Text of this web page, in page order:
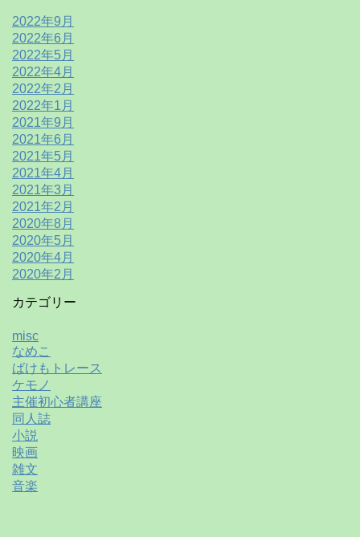
2022年9月
2022年6月
2022年5月
2022年4月
2022年2月
2022年1月
2021年9月
2021年6月
2021年5月
2021年4月
2021年3月
2021年2月
2020年8月
2020年5月
2020年4月
2020年2月
カテゴリー
misc
なめこ
ばけもトレース
ケモノ
主催初心者講座
同人誌
小説
映画
雑文
音楽